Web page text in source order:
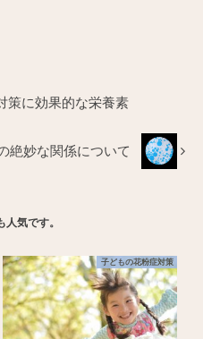
策に効果的な栄養素
絶妙な関係について
人気です。
子どもの花粉症対策